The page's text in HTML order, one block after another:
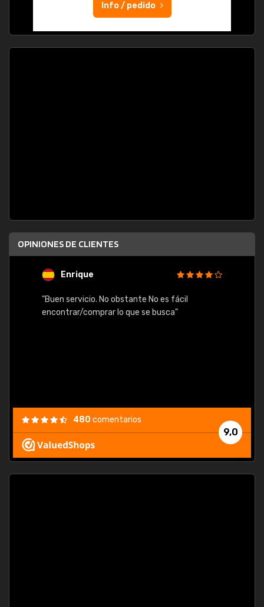
Info / pedido
OPINIONES DE CLIENTES
Enrique
"Buen servicio. No obstante No es fácil
encontrar/comprar lo que se busca"
9,0
480 comentarios